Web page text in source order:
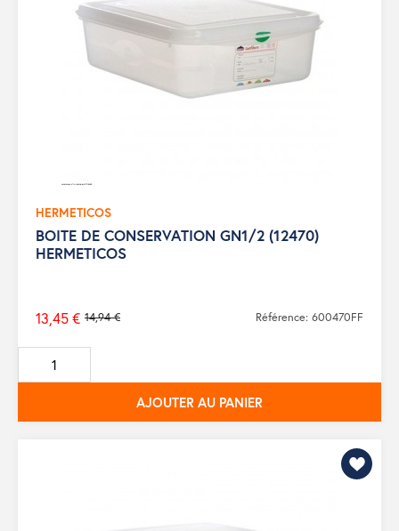
HERMETICOS
BOITE DE CONSERVATION GN1/2 (12470)
HERMETICOS
Prix
de
base
14,94 €
13,45 € Référence: 600470FF
AJOUTER AU PANIER